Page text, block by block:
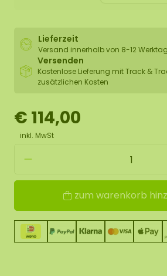
Lieferzeit
Versand innerhalb von 8-12
Versenden
Kostenlose Lieferung mit Track &
zusätzlichen Kosten
€ 114,00
inkl. MwSt
zum warenkorb